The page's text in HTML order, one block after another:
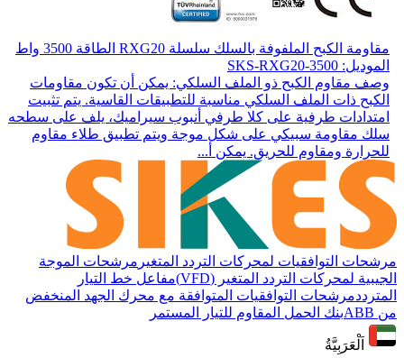
مقاومة الكبح الملفوفة بالسلك سلسلة RXG20 الطاقة 3500 واط
الموديل: SKS-RXG20-3500
وصف مقاوم الكبح ذو الملف السلكي: يمكن أن تكون مقاومات
الكبح ذات الملف السلكي مناسبة للتطبيقات القاسية. يتم تثبيت
امتدادات طرفية على كلا طرفي أنبوب سيراميك، يلف على سطحه
سلك مقاومة سبيكي على شكل موجة ويتم تطبيق طلاء مقاوم
للحرارة ومقاوم للحريق. يمكن أ...
مرشحات التوافقيات لمحركات التردد المتغير مرشحات الموجة
الجيبية لمحركات التردد المتغير (VFD)
مفاعل خط التيار
المترددمرشحات التوافقيات المتوافقة مع محرك الجهد المنخفض
من ABB
بنك الحمل المقاوم للتيار المستمر
اَلْعَرَبِيَّةُ